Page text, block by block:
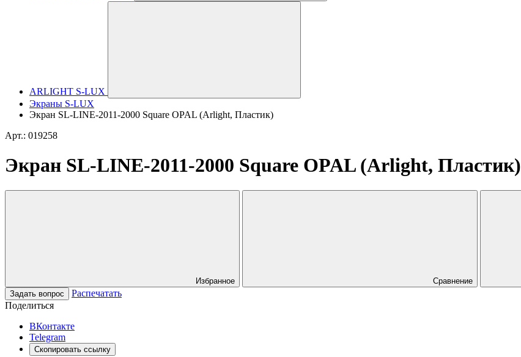
ARLIGHT S-LUX
Экраны S-LUX
Экран SL-LINE-2011-2000 Square OPAL (Arlight, Пластик)
Арт.: 019258
Экран SL-LINE-2011-2000 Square OPAL (Arlight, Пластик)
Избранное Сравнение
Задать вопрос
Распечатать
Поделиться
ВКонтакте
Telegram
Скопировать ссылку